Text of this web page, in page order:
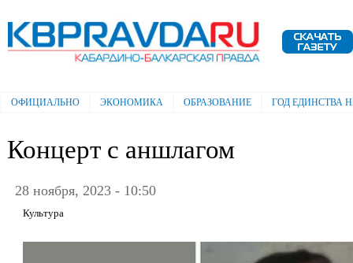
Электронная газета "Кабардино-
Балкарская правда"
Главное меню
ОФИЦИАЛЬНО ЭКОНОМИКА ОБРАЗОВАНИЕ ГОД ЕДИНСТВА
Концерт с аншлагом
28 ноября, 2023 - 10:50
Культура